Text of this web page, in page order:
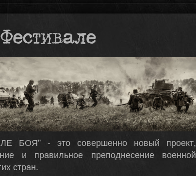
БОЯ" - это совершенно новый проект,
и правильное преподнесение военной
стран.